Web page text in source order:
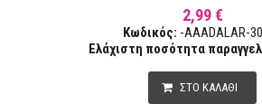
2,99 €
Κωδικός: -AAADALAR-
Ελάχιστη ποσότητα
ΣΤΟ ΚΑΛΑΘΙ